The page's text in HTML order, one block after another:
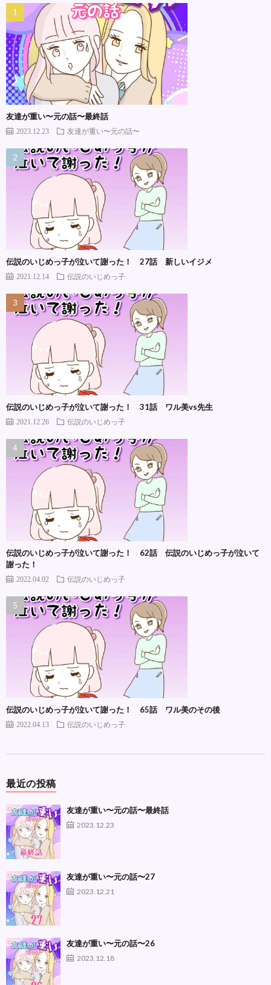
友達が重い〜元の話〜最終話
2023.12.23 友達が重い〜元の話〜
伝説のいじめっ子が泣いて謝った！ 27話 新しいイジメ
2021.12.14 伝説のいじめっ子
伝説のいじめっ子が泣いて謝った！ 31話 ワル美vs先生
2021.12.26 伝説のいじめっ子
伝説のいじめっ子が泣いて謝った！ 62話 伝説のいじめっ子が泣いて
謝った！
2022.04.02 伝説のいじめっ子
伝説のいじめっ子が泣いて謝った！ 65話 ワル美のその後
2022.04.13 伝説のいじめっ子
最近の投稿
友達が重い〜元の話〜最終話
2023.12.23
友達が重い〜元の話〜27
2023.12.21
友達が重い〜元の話〜26
2023.12.18